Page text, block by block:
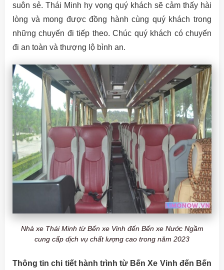
suôn sẻ. Thái Minh hy vọng quý khách sẽ cảm thấy hài
lòng và mong được đồng hành cùng quý khách trong
những chuyến đi tiếp theo. Chúc quý khách có chuyến
đi an toàn và thượng lộ bình an.
Nhà xe Thái Minh từ Bến xe Vinh đến Bến xe Nước Ngầm
cung cấp dịch vụ chất lượng cao trong năm 2023
Thông tin chi tiết hành trình từ Bến Xe Vinh đến Bến